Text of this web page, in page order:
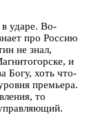
ударе. Во-
про Россию
не знал,
и
Богу, хоть что-
премьера.
то